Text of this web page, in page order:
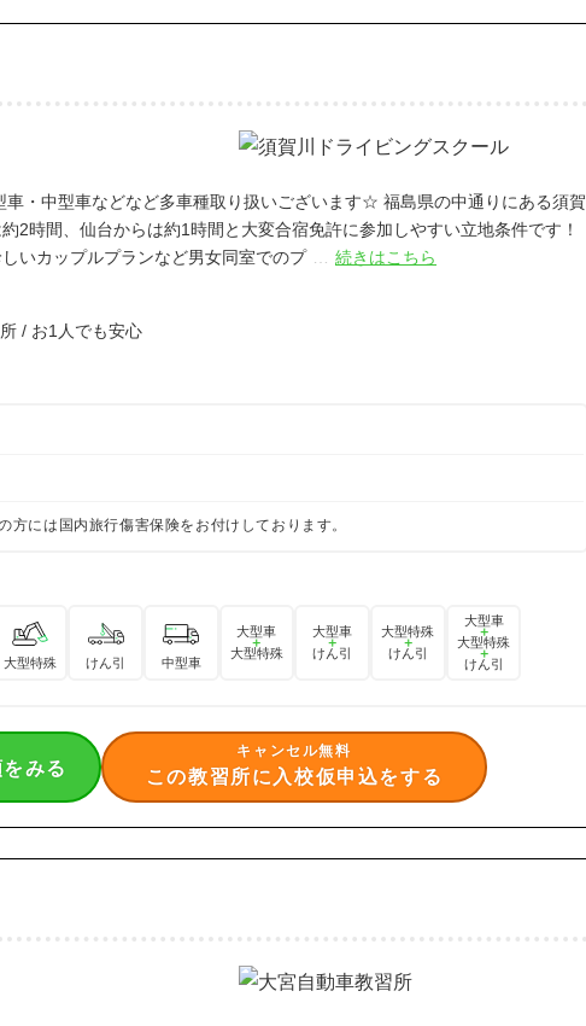
・中型車などなど多車種取り扱いございます☆ 福島県の中通りにある須賀
2時間、仙台からは約1時間と大変合宿免許に参加しやすい立地条件です！
いカップルプランなど男女同室でのプ
続きはこちら
/ お1人でも安心
方には国内旅行傷害保険をお付けしております。
大型特殊 けん引 中型車
大型車
＋
大型特殊
大型車
＋
けん引
大型特殊
＋
けん引
大型車
＋
大型特殊
＋
けん引
みる
キャンセル無料
この教習所に入校仮申込をする